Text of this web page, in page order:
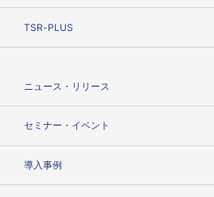
TSR-PLUS
ニュース・リリース
セミナー・イベント
導入事例